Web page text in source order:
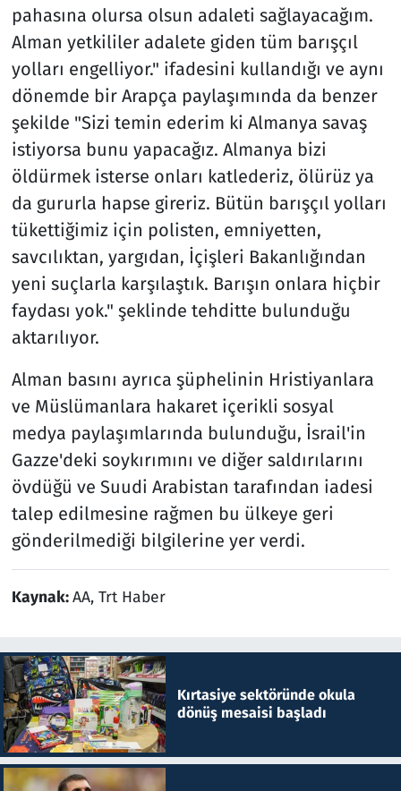
pahasına olursa olsun adaleti sağlayacağım.
Alman yetkililer adalete giden tüm barışçıl
yolları engelliyor." ifadesini kullandığı ve aynı
dönemde bir Arapça paylaşımında da benzer
şekilde "Sizi temin ederim ki Almanya savaş
istiyorsa bunu yapacağız. Almanya bizi
öldürmek isterse onları katlederiz, ölürüz ya
da gururla hapse gireriz. Bütün barışçıl yolları
tükettiğimiz için polisten, emniyetten,
savcılıktan, yargıdan, İçişleri Bakanlığından
yeni suçlarla karşılaştık. Barışın onlara hiçbir
faydası yok." şeklinde tehditte bulunduğu
aktarılıyor.
Alman basını ayrıca şüphelinin Hristiyanlara
ve Müslümanlara hakaret içerikli sosyal
medya paylaşımlarında bulunduğu, İsrail'in
Gazze'deki soykırımını ve diğer saldırılarını
övdüğü ve Suudi Arabistan tarafından iadesi
talep edilmesine rağmen bu ülkeye geri
gönderilmediği bilgilerine yer verdi.
Kaynak:AA, Trt Haber
Kırtasiye sektöründe okula
dönüş mesaisi başladı